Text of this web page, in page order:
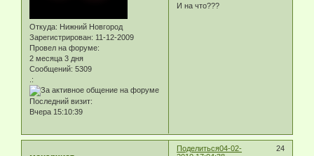
Откуда: Нижний Новгород
Зарегистрирован: 11-12-2009
Провел на форуме:
2 месяца 3 дня
Сообщений: 5309
.:
Последний визит:
Вчера 15:10:39
И на что???
Поделиться 24
04-02-